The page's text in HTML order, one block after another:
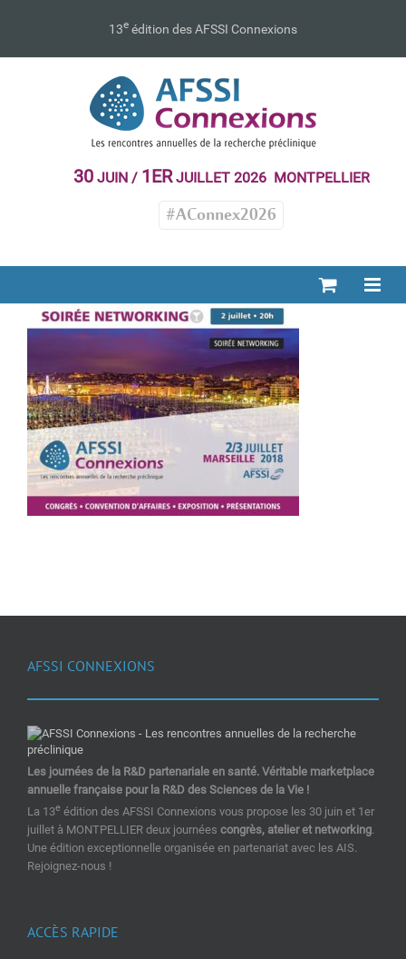
13e édition des AFSSI Connexions
30JUIN / 1ERJUILLET 2026 MONTPELLIER
#AConnex2026
AFSSI CONNEXIONS
Les journées de la R&D partenariale en santé. Véritable marketplace
annuelle française pour la R&D des Sciences de la Vie !
La 13e édition des AFSSI Connexions vous propose les 30 juin et 1er
juillet à MONTPELLIER deux journées congrès, atelier et networking.
Une édition exceptionnelle organisée en partenariat avec les AIS.
Rejoignez-nous !
ACCÈS RAPIDE